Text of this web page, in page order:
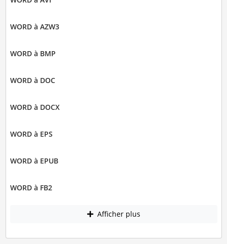
WORD à AZW3
WORD à BMP
WORD à DOC
WORD à DOCX
WORD à EPS
WORD à EPUB
WORD à FB2
Afficher plus